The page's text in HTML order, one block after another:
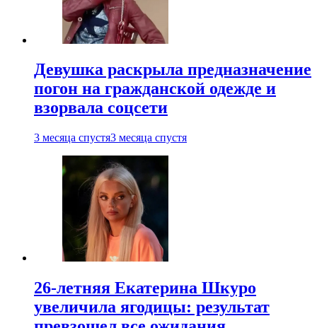
Девушка раскрыла предназначение
погон на гражданской одежде и
взорвала соцсети
3 месяца спустя3 месяца спустя
26-летняя Екатерина Шкуро
увеличила ягодицы: результат